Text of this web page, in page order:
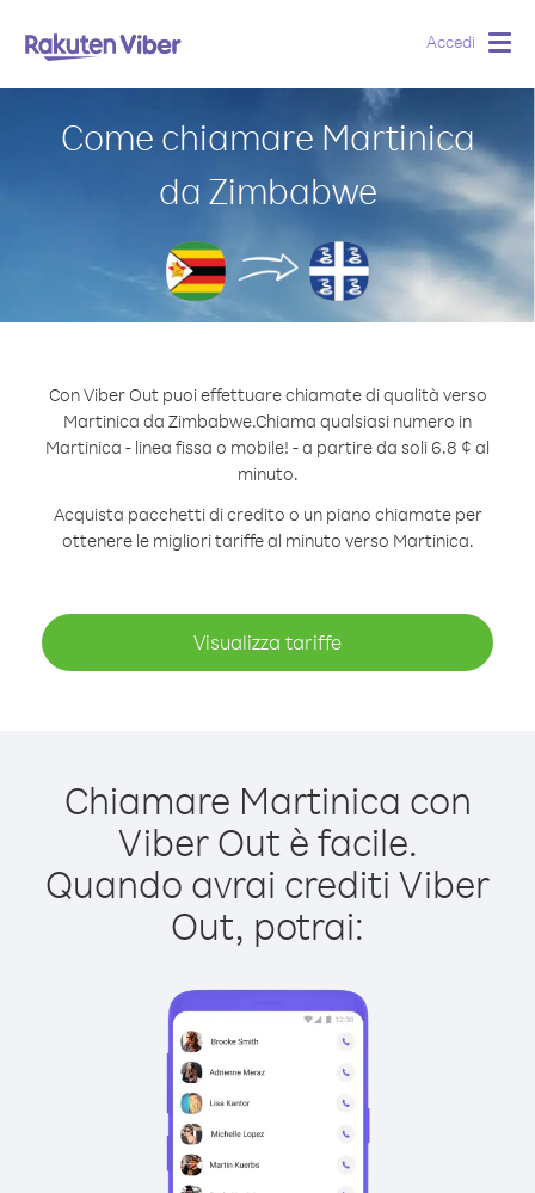
Accedi
Come chiamare Martinica
da Zimbabwe
Con Viber Out puoi effettuare chiamate di qualità verso
Martinica da Zimbabwe.Chiama qualsiasi numero in
Martinica - linea fissa o mobile! - a partire da soli 6.8 ¢ al
minuto.
Acquista pacchetti di credito o un piano chiamate per
ottenere le migliori tariffe al minuto verso Martinica.
Visualizza tariffe
Chiamare Martinica con
Viber Out è facile.
Quando avrai crediti Viber
Out, potrai: